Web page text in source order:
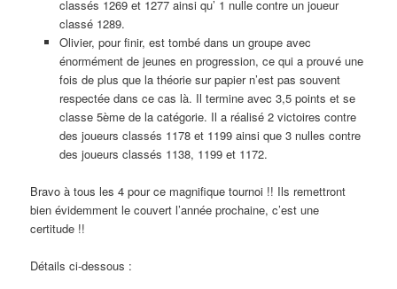
classés 1269 et 1277 ainsi qu’ 1 nulle contre un joueur
classé 1289.
Olivier, pour finir, est tombé dans un groupe avec
énormément de jeunes en progression, ce qui a prouvé une
fois de plus que la théorie sur papier n’est pas souvent
respectée dans ce cas là. Il termine avec 3,5 points et se
classe 5ème de la catégorie. Il a réalisé 2 victoires contre
des joueurs classés 1178 et 1199 ainsi que 3 nulles contre
des joueurs classés 1138, 1199 et 1172.
Bravo à tous les 4 pour ce magnifique tournoi !! Ils remettront
bien évidemment le couvert l’année prochaine, c’est une
certitude !!
Détails ci-dessous :